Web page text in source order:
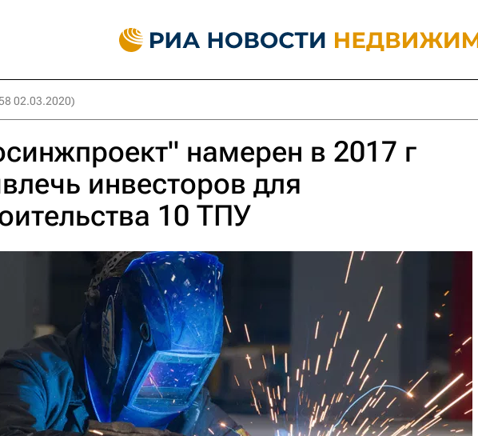
02.03.2020)
намерен в 2017 г
инвесторов для
10 ТПУ